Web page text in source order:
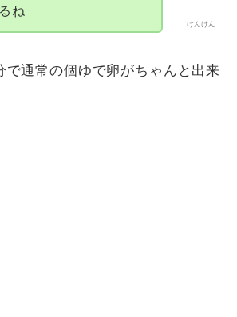
けんけん
ね
で通常の個ゆで卵がちゃんと出来